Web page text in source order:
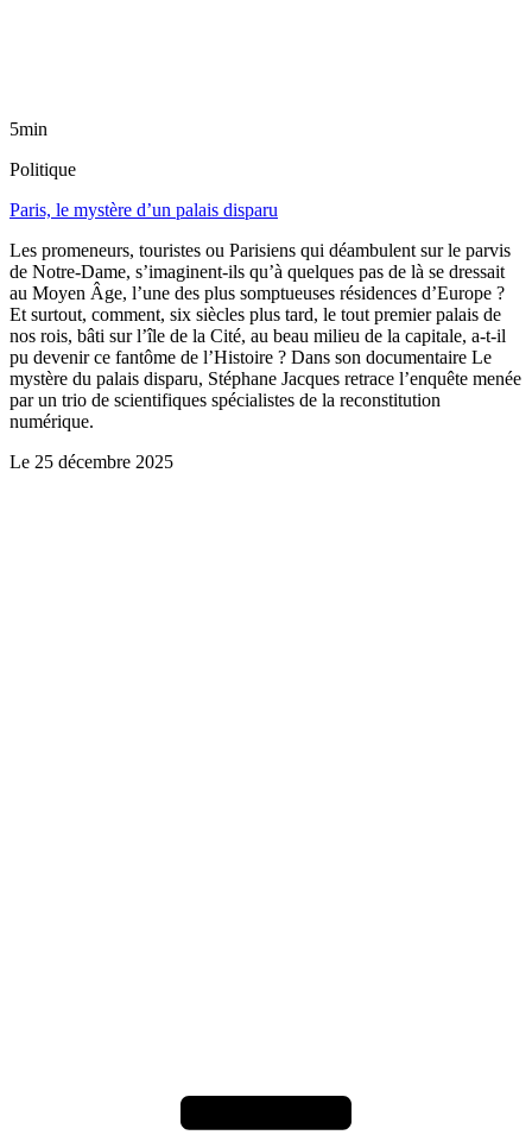
5min
Politique
Paris, le mystère d’un palais disparu
Les promeneurs, touristes ou Parisiens qui déambulent sur le parvis
de Notre-Dame, s’imaginent-ils qu’à quelques pas de là se dressait
au Moyen Âge, l’une des plus somptueuses résidences d’Europe ?
Et surtout, comment, six siècles plus tard, le tout premier palais de
nos rois, bâti sur l’île de la Cité, au beau milieu de la capitale, a-t-il
pu devenir ce fantôme de l’Histoire ? Dans son documentaire Le
mystère du palais disparu, Stéphane Jacques retrace l’enquête menée
par un trio de scientifiques spécialistes de la reconstitution
numérique.
Le 25 décembre 2025